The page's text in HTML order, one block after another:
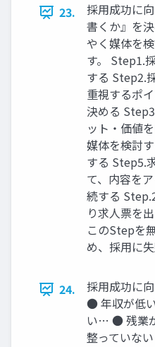
23.
採用成功に
書くか』を
やく媒体を
す。 Step1.
する Step2.
重視するポ
決める
ット・価値
媒体を検討
する Step5.
て、内容を
続する
り求人票を
このStepを
め、採用に
24.
採用成功に
● 年収が低
い… ● 残業
整っていな